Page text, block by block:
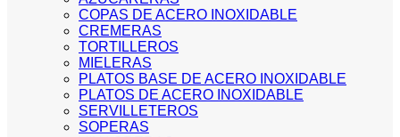
COPAS DE ACERO INOXIDABLE
CREMERAS
TORTILLEROS
MIELERAS
PLATOS BASE DE ACERO INOXIDABLE
PLATOS DE ACERO INOXIDABLE
SERVILLETEROS
SOPERAS